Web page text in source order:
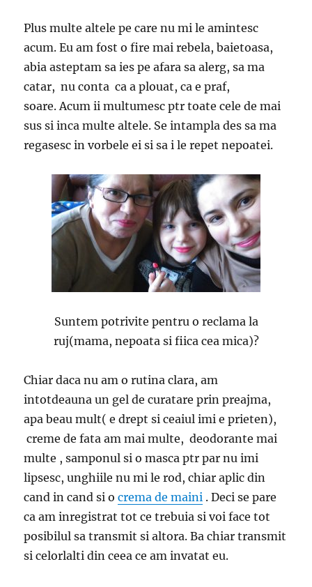
Plus multe altele pe care nu mi le amintesc
acum. Eu am fost o fire mai rebela, baietoasa,
abia asteptam sa ies pe afara sa alerg, sa ma
catar, nu conta ca a plouat, ca e praf,
soare. Acum ii multumesc ptr toate cele de mai
sus si inca multe altele. Se intampla des sa ma
regasesc in vorbele ei si sa i le repet nepoatei.
Suntem potrivite pentru o reclama la
ruj(mama, nepoata si fiica cea mica)?
Chiar daca nu am o rutina clara, am
intotdeauna un gel de curatare prin preajma,
apa beau mult( e drept si ceaiul imi e prieten),
creme de fata am mai multe, deodorante mai
multe , samponul si o masca ptr par nu imi
lipsesc, unghiile nu mi le rod, chiar aplic din
cand in cand si ocrema de maini . Deci se pare
ca am inregistrat tot ce trebuia si voi face tot
posibilul sa transmit si altora. Ba chiar transmit
si celorlalti din ceea ce am invatat eu.